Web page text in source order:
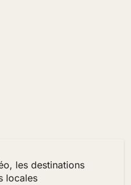
les destinations
locales